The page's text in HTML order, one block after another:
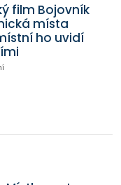
film Bojovník
místa
ho uvidí